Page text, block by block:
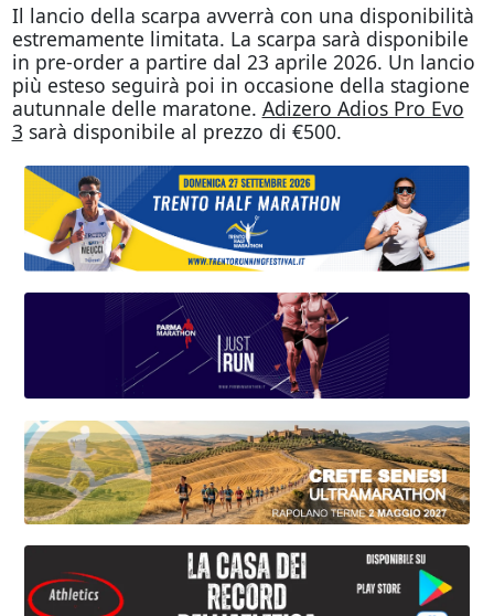
Il lancio della scarpa avverrà con una disponibilità
estremamente limitata. La scarpa sarà disponibile
in pre-order a partire dal 23 aprile 2026. Un lancio
più esteso seguirà poi in occasione della stagione
autunnale delle maratone. Adizero Adios Pro Evo
3 sarà disponibile al prezzo di €500.